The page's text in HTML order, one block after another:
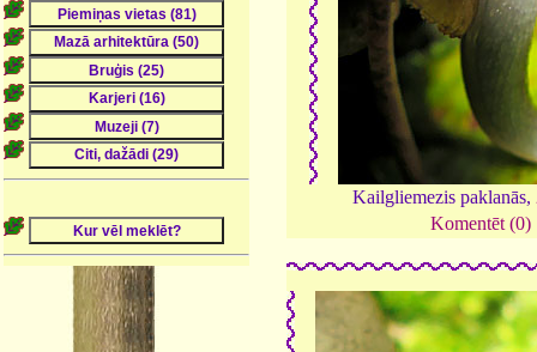
Kailgliemezis paklanās,
Komentēt (0)